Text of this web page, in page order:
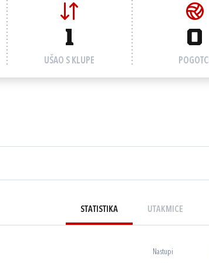
1
UŠAO S KLUPE
0
POGOTCI
STATISTIKA UTAKMICE
Nastupi